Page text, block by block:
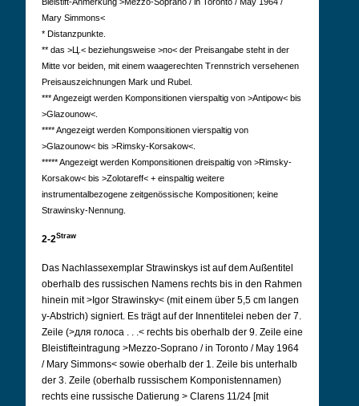
Mary Simmons<
* Distanzpunkte.
** das >Ц.< beziehungsweise >по< der Preisangabe steht in der
Mitte vor beiden, mit einem waagerechten Trennstrich versehenen
Preisauszeichnungen Mark und Rubel.
*** Angezeigt werden Komponsitionen vierspaltig von >Antipow< bis
>Glazounow<.
**** Angezeigt werden Komponsitionen vierspaltig von
>Glazounow< bis >Rimsky-Korsakow<.
***** Angezeigt werden Komponsitionen dreispaltig von >Rimsky-
Korsakow< bis >Zolotareff< + einspaltig weitere
instrumentalbezogene zeitgenössische Kompositionen; keine
Strawinsky-Nennung.
2-2Straw
Das Nachlassexemplar Strawinskys ist auf dem Außentitel
oberhalb des russischen Namens rechts bis in den Rahmen
hinein mit >Igor Strawinsky< (mit einem über 5,5 cm langen
y-Abstrich) signiert. Es trägt auf der Innentitelei neben der 7.
Zeile (>для голоса . . .< rechts bis oberhalb der 9. Zeile eine
Bleistifteintragung >Mezzo-Soprano / in Toronto / May 1964
/ Mary Simmons< sowie oberhalb der 1. Zeile bis unterhalb
der 3. Zeile (oberhalb russischem Komponistennamen)
rechts eine russische Datierung > Clarens 11/24 [mit